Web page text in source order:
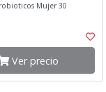
Mujer 30
Ver precio